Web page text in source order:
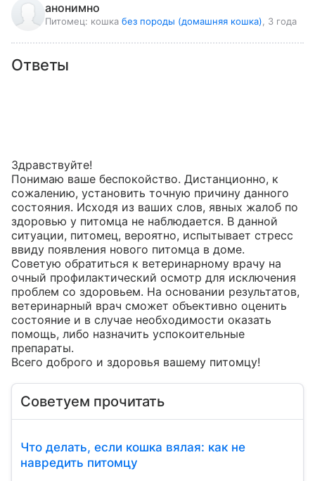
анонимно
Питомец: кошка без породы (домашняя кошка) , 3 года
Ответы
Здравствуйте!
Понимаю ваше беспокойство. Дистанционно, к
сожалению, установить точную причину данного
состояния. Исходя из ваших слов, явных жалоб по
здоровью у питомца не наблюдается. В данной
ситуации, питомец, вероятно, испытывает стресс
ввиду появления нового питомца в доме.
Советую обратиться к ветеринарному врачу на
очный профилактический осмотр для исключения
проблем со здоровьем. На основании результатов,
ветеринарный врач сможет объективно оценить
состояние и в случае необходимости оказать
помощь, либо назначить успокоительные
препараты.
Всего доброго и здоровья вашему питомцу!
Советуем прочитать
Что делать, если кошка вялая: как не
навредить питомцу